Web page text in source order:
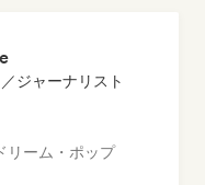
ジャーナリスト
リーム・ポップ